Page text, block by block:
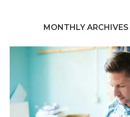
MONTHLY ARCHIVES